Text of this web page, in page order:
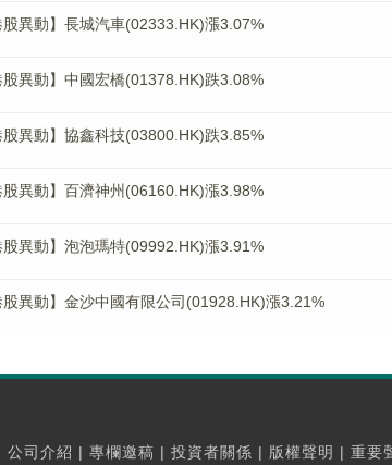
股異動】長城汽車(02333.HK)漲3.07%
股異動】中國宏橋(01378.HK)跌3.08%
股異動】協鑫科技(03800.HK)跌3.85%
股異動】百濟神州(06160.HK)漲3.98%
股異動】泡泡瑪特(09992.HK)漲3.91%
股異動】金沙中國有限公司(01928.HK)漲3.21%
公司介紹 | 專欄邀稿 | 投資者關係 | 版權聲明 | 重要